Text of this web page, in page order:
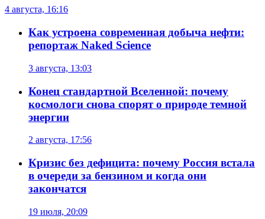
4 августа, 16:16
Как устроена современная добыча нефти:
репортаж Naked Science
3 августа, 13:03
Конец стандартной Вселенной: почему
космологи снова спорят о природе темной
энергии
2 августа, 17:56
Кризис без дефицита: почему Россия встала
в очереди за бензином и когда они
закончатся
19 июля, 20:09